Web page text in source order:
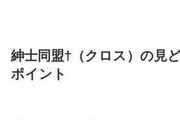
紳士同盟†（クロス）の見
ポイント